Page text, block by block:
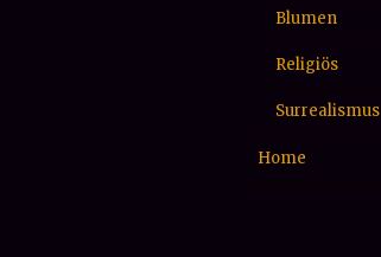
Blumen
Religiös
Surrealismus
Home